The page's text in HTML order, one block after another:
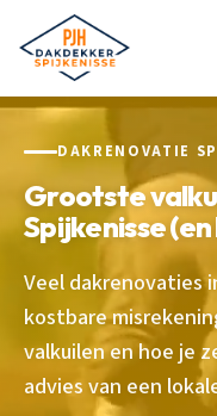
DAKRENOVATIE
Grootste
Spijkenisse
Veel dakrenovaties
kostbare
valkuilen en hoe je
advies van een